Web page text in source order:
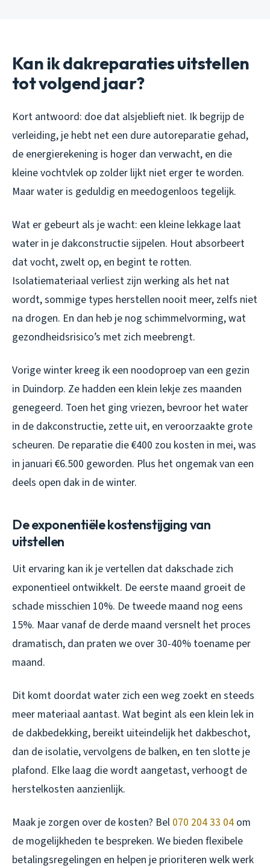
Kan ik dakreparaties uitstellen
tot volgend jaar?
Kort antwoord: doe dat alsjeblieft niet. Ik begrijp de
verleiding, je hebt net een dure autoreparatie gehad,
de energierekening is hoger dan verwacht, en die
kleine vochtvlek op zolder lijkt niet erger te worden.
Maar water is geduldig en meedogenloos tegelijk.
Wat er gebeurt als je wacht: een kleine lekkage laat
water in je dakconstructie sijpelen. Hout absorbeert
dat vocht, zwelt op, en begint te rotten.
Isolatiemateriaal verliest zijn werking als het nat
wordt, sommige types herstellen nooit meer, zelfs niet
na drogen. En dan heb je nog schimmelvorming, wat
gezondheidsrisico’s met zich meebrengt.
Vorige winter kreeg ik een noodoproep van een gezin
in Duindorp. Ze hadden een klein lekje zes maanden
genegeerd. Toen het ging vriezen, bevroor het water
in de dakconstructie, zette uit, en veroorzaakte grote
scheuren. De reparatie die €400 zou kosten in mei, was
in januari €6.500 geworden. Plus het ongemak van een
deels open dak in de winter.
De exponentiële kostenstijging van
uitstellen
Uit ervaring kan ik je vertellen dat dakschade zich
exponentieel ontwikkelt. De eerste maand groeit de
schade misschien 10%. De tweede maand nog eens
15%. Maar vanaf de derde maand versnelt het proces
dramatisch, dan praten we over 30-40% toename per
maand.
Dit komt doordat water zich een weg zoekt en steeds
meer materiaal aantast. Wat begint als een klein lek in
de dakbedekking, bereikt uiteindelijk het dakbeschot,
dan de isolatie, vervolgens de balken, en ten slotte je
plafond. Elke laag die wordt aangetast, verhoogt de
herstelkosten aanzienlijk.
Maak je zorgen over de kosten? Bel 070 204 33 04 om
de mogelijkheden te bespreken. We bieden flexibele
betalingsregelingen en helpen je prioriteren welk werk